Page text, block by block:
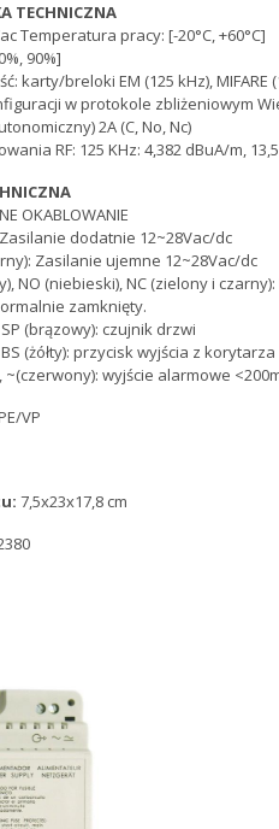
TECHNICZNA
Temperatura pracy: [-20°C, +60°C]
90%]
karty/breloki EM (125 kHz), MIFARE
w protokole zbliżeniowym
2A (C, No, Nc)
RF: 125 KHz: 4,382 dBuA/m,
OKABLOWANIE
dodatnie 12~28Vac/dc
Zasilanie ujemne 12~28Vac/dc
NO (niebieski), NC (zielony i
zamknięty.
(brązowy): czujnik drzwi
(żółty): przycisk wyjścia z korytarza
~(czerwony): wyjście alarmowe
VP
7,5x23x17,8 cm